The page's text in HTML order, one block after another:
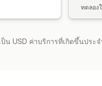
ทดลอง
ป็น USD ค่าบริการที่เกิดขึ้นประ